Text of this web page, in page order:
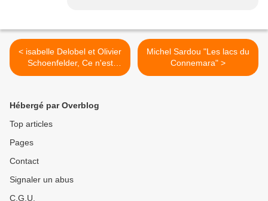
< isabelle Delobel et Olivier
Schoenfelder, Ce n'est
qu'un au revoir...
Michel Sardou "Les lacs du
Connemara" >
Hébergé par Overblog
Top articles
Pages
Contact
Signaler un abus
C.G.U.